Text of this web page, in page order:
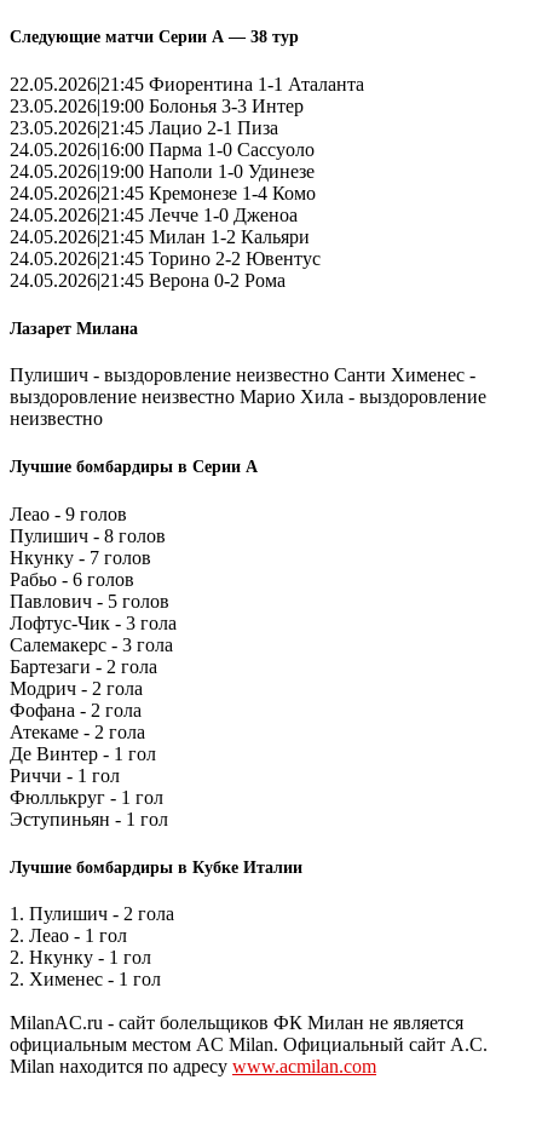
Следующие матчи Серии А — 38 тур
22.05.2026|21:45 Фиорентина 1-1 Аталанта
23.05.2026|19:00 Болонья 3-3 Интер
23.05.2026|21:45 Лацио 2-1 Пиза
24.05.2026|16:00 Парма 1-0 Сассуоло
24.05.2026|19:00 Наполи 1-0 Удинезе
24.05.2026|21:45 Кремонезе 1-4 Комо
24.05.2026|21:45 Лечче 1-0 Дженоа
24.05.2026|21:45 Милан 1-2 Кальяри
24.05.2026|21:45 Торино 2-2 Ювентус
24.05.2026|21:45 Верона 0-2 Рома
Лазарет Милана
Пулишич - выздоровление неизвестно Санти Хименес -
выздоровление неизвестно Марио Хила - выздоровление
неизвестно
Лучшие бомбардиры в Серии А
Леао - 9 голов
Пулишич - 8 голов
Нкунку - 7 голов
Рабьо - 6 голов
Павлович - 5 голов
Лофтус-Чик - 3 гола
Салемакерс - 3 гола
Бартезаги - 2 гола
Модрич - 2 гола
Фофана - 2 гола
Атекаме - 2 гола
Де Винтер - 1 гол
Риччи - 1 гол
Фюллькруг - 1 гол
Эступиньян - 1 гол
Лучшие бомбардиры в Кубке Италии
1. Пулишич - 2 гола
2. Леао - 1 гол
2. Нкунку - 1 гол
2. Хименес - 1 гол
MilanAC.ru - сайт болельщиков ФК Милан не является
официальным местом AC Milan. Официальный сайт A.C.
Milan находится по адресу www.acmilan.com